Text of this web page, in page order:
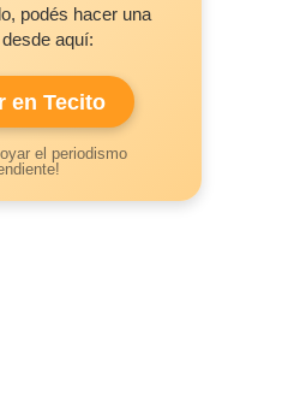
podés hacer una
aquí:
en Tecito
el periodismo